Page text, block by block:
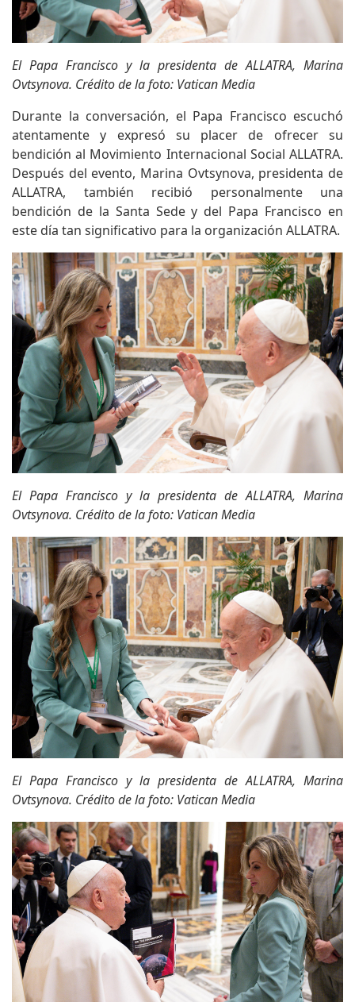
El Papa Francisco y la presidenta de ALLATRA, Marina
Ovtsynova. Crédito de la foto: Vatican Media
Durante la conversación, el Papa Francisco escuchó
atentamente y expresó su placer de ofrecer su
bendición al Movimiento Internacional Social ALLATRA.
Después del evento, Marina Ovtsynova, presidenta de
ALLATRA, también recibió personalmente una
bendición de la Santa Sede y del Papa Francisco en
este día tan significativo para la organización ALLATRA.
El Papa Francisco y la presidenta de ALLATRA, Marina
Ovtsynova. Crédito de la foto: Vatican Media
El Papa Francisco y la presidenta de ALLATRA, Marina
Ovtsynova. Crédito de la foto: Vatican Media